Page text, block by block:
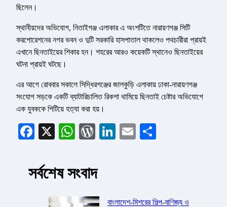
ছিলেন।
স্থানীয়দের অভিযোগ, নিতাইগঞ্জ এলাকার এ অংশটিতে নারায়ণগঞ্জ সিটি
করপোরেশনের নগর ভবন ও দুটি সরকারি হাসপাতাল থাকলেও পথচারীরা প্রায়ই
এখানে ছিনতাইয়ের শিকার হন। শহরের আরও কয়েকটি স্থানেও ছিনতাইয়ের
ঘটনা প্রায়ই ঘটছে।
এর আগে রোববার সকালে সিদ্ধিরগঞ্জের জালকুড়ি এলাকায় ঢাকা-নারায়ণগঞ্জ
সংযোগ সড়কে একটি ব্যাটারিচালিত রিকশা থামিয়ে ছিনতাই চেষ্টার অভিযোগে
এক যুবককে পিটিয়ে হত্যা করা হয়।
Facebook
X WhatsApp
WordPress
LinkedIn
Email
সর্বশেষ সংবাদ
বাংলাদেশ-মিশরের শিল্প-বাণিজ্য ও